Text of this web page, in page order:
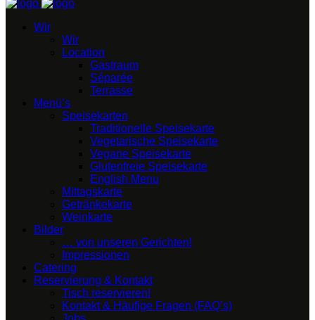
Wir
Wir
Location
Gastraum
Séparée
Terrasse
Menü’s
Speisekarten
Traditionelle Speisekarte
Vegetarische Speisekarte
Vegane Speisekarte
Glutenfreie Speisekarte
English Menu
Mittagskarte
Getränkekarte
Weinkarte
Bilder
… von unseren Gerichten!
Impressionen
Catering
Reservierung & Kontakt
Tisch reservieren!
Kontakt & Häufige Fragen (FAQ’s)